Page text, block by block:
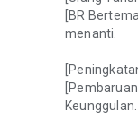
[BR
menanti.
Keunggulan.